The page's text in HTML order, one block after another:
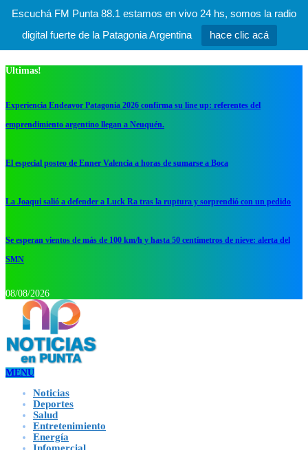
Escuchá FM Punta 88.1 estamos en vivo 24 hs, somos la radio
digital fuerte de la Patagonia Argentina
hace clic acá
Ultimas!
Experiencia Endeavor Patagonia 2026 confirma su line up: referentes del
emprendimiento argentino llegan a Neuquén.
El especial posteo de Enner Valencia a horas de sumarse a Boca
La Joaqui salió a defender a Luck Ra tras la ruptura y sorprendió con un pedido
Se esperan vientos de más de 100 km/h y hasta 50 centímetros de nieve: alerta del
SMN
08/08/2026
MENU
Noticias
Deportes
Salud
Entretenimiento
Energía
Infomercial